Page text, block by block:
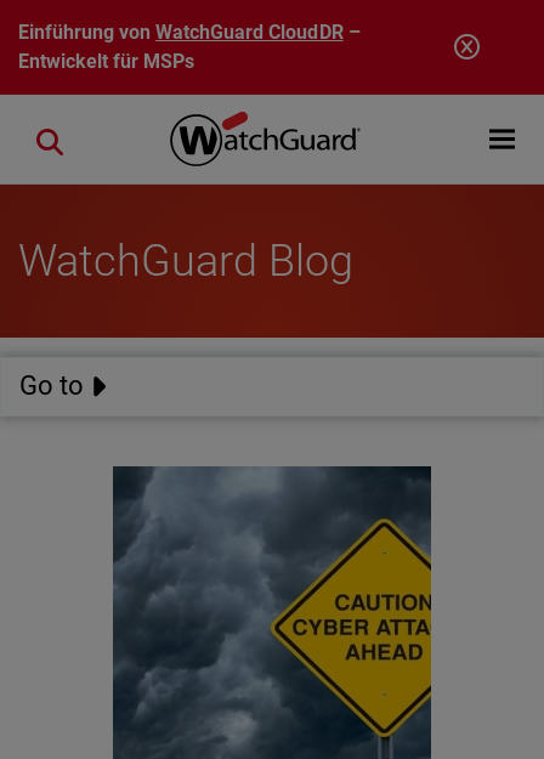
Direkt zum Inhalt
Einführung vonWatchGuard CloudDR–
Entwickelt für MSPs
Open
Close search
WatchGuard Blog
Go to